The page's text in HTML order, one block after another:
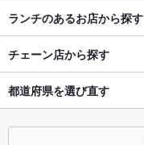
ランチのあるお店から探す
チェーン店から探す
都道府県を選び直す